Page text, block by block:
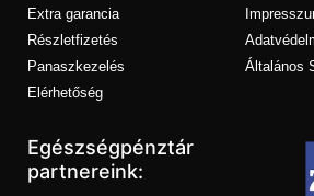
Extra garancia
Részletfizetés
Panaszkezelés
Elérhetőség
Általános
Egészségpénztár
partnereink: